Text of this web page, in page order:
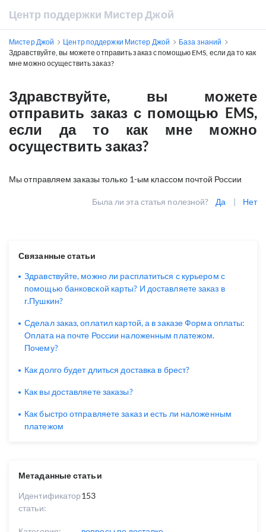
Центр поддержки Мистер Джой
Мистер Джой Центр поддержки Мистер Джой
База знаний
Здравствуйте, вы можете отправить заказ с помощью EMS, если да то как
мне можно осуществить заказ?
Здравствуйте, вы можете
отправить заказ с помощью EMS,
если да то как мне можно
осуществить заказ?
Мы отправляем заказы только 1-ым классом почтой России
Была ли эта статья полезной? Да | Нет
Метаданные статьи
Идентификатор
статьи:
153
Связанные статьи
Здравствуйте, можно ли расплатиться с курьером с
помощью банковской карты? И доставляете заказ в
г.Пушкин?
Сделал заказ, оплатил картой, а в заказе Форма оплаты:
Оплата на почте России наложенным платежом.
Почему?
Как долго будет длиться доставка в брест?
Как вы доставляете заказы?
Как быстро отправляете заказ и есть ли наложенным
платежом